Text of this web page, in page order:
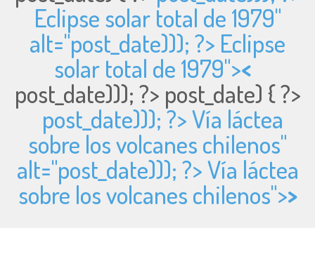
Eclipse solar total de 1979"
alt="post_date))); ?> Eclipse
solar total de 1979"><
post_date))); ?> post_date) { ?>
post_date))); ?> Vía láctea
sobre los volcanes chilenos"
alt="post_date))); ?> Vía láctea
sobre los volcanes chilenos">>